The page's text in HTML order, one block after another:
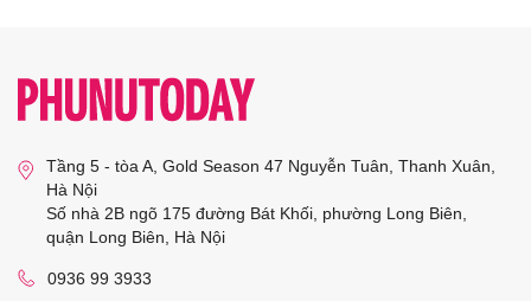
Tầng 5 - tòa A, Gold Season 47 Nguyễn Tuân, Thanh Xuân,
Hà Nội
Số nhà 2B ngõ 175 đường Bát Khối, phường Long Biên,
quận Long Biên, Hà Nội
0936 99 3933